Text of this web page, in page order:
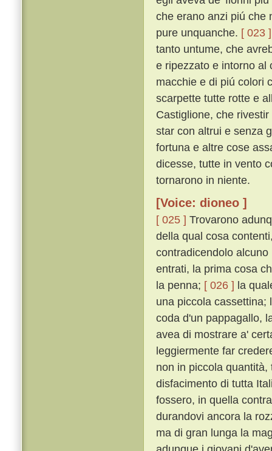
che erano anzi piú che
pure unquanche. [ 023 ]
tanto untume, che
e ripezzato e intorno al
macchie e di piú colori
scarpette tutte rotte e
Castiglione, che
star con altrui e senza
fortuna e altre cose
dicesse, tutte in vento
tornarono in niente.
[Voice: dioneo ]
[ 025 ] Trovarono
della qual cosa
contradicendolo
entrati, la prima cosa
la penna; [ 026 ] la
una piccola cassettina;
coda d'un pappagallo,
avea di mostrare a'
leggiermente far
non in piccola
disfacimento di tutta
fossero, in quella
durandovi ancora la
ma di gran lunga la